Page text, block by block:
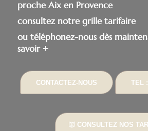
proche Aix en Provence
consultez notre grille tarifaire
ou téléphonez-nous dès
savoir +
CONTACTEZ-NOUS TEL
CONSULTEZ NOS